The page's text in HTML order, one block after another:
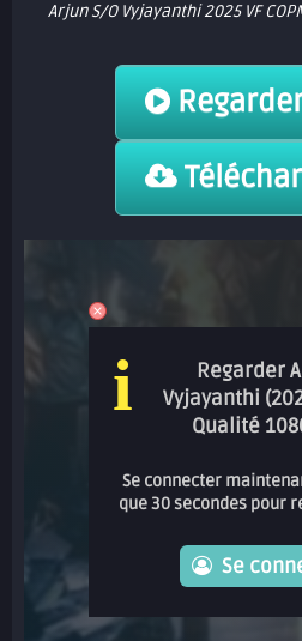
Arjun S/O Vyjayanthi 2025 VF
i
Regarder
Vyjayanthi
Qualité
Se connecter
que 30 secondes pour
Se